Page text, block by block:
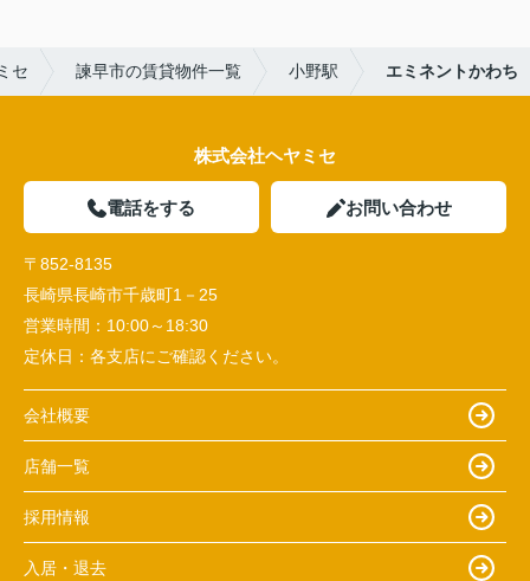
セ 諫早市の賃貸物件一覧 小野駅 エミネントかわち
株式会社ヘヤミセ
電話をする お問い合わせ
〒852-8135
長崎県長崎市千歳町1－25
営業時間： 10:00～18:30
定休日： 各支店にご確認ください。
会社概要
店舗一覧
採用情報
入居・退去